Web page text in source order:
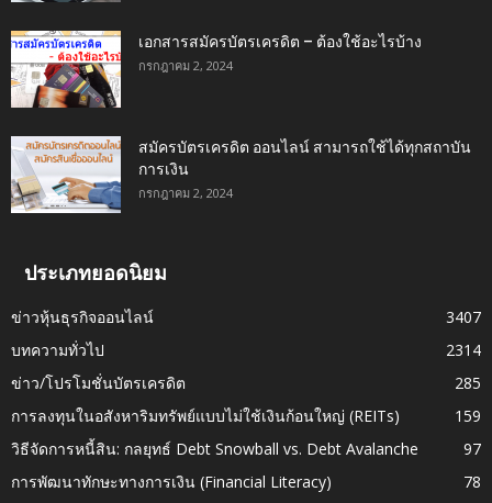
เอกสารสมัครบัตรเครดิต – ต้องใช้อะไรบ้าง
กรกฎาคม 2, 2024
สมัครบัตรเครดิต ออนไลน์ สามารถใช้ได้ทุกสถาบัน
การเงิน
กรกฎาคม 2, 2024
ประเภทยอดนิยม
ข่าวหุ้นธุรกิจออนไลน์
3407
บทความทั่วไป
2314
ข่าว/โปรโมชั่นบัตรเครดิต
285
การลงทุนในอสังหาริมทรัพย์แบบไม่ใช้เงินก้อนใหญ่ (REITs)
159
วิธีจัดการหนี้สิน: กลยุทธ์ Debt Snowball vs. Debt Avalanche
97
การพัฒนาทักษะทางการเงิน (Financial Literacy)
78